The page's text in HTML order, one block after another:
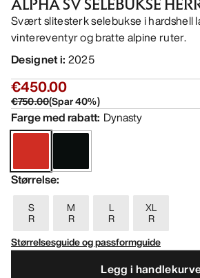
ALPHA SV SELEBUKSE
Svært slitesterk selebukse i hardshell
vintereventyr og bratte alpine ruter.
Designet i: 2025
€450.00
€750.00(Spar40%)
Farge med rabatt: Dynasty
Størrelse:
S
R
M
R
L
R
XL
R
Størrelsesguide og passformguide
Legg i